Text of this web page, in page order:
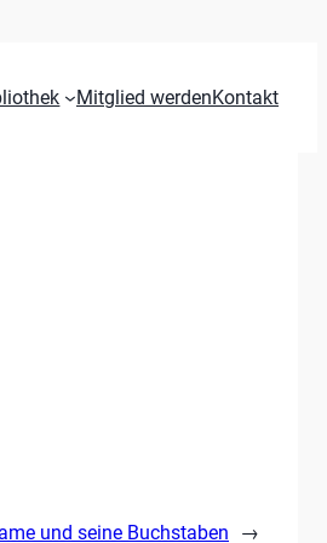
Mitglied werdenKontakt
und seine Buchstaben →